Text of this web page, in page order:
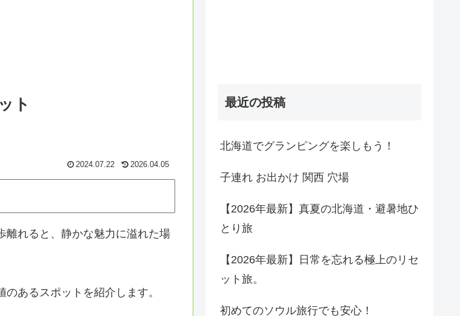
ト
2024.07.22 2026.04.05
離れると、静かな魅力に溢れた場
あるスポットを紹介します。
最近の投稿
北海道でグランピングを楽しもう！
子連れ お出かけ 関西 穴場
【2026年最新】真夏の北海道・避暑地ひ
とり旅
【2026年最新】日常を忘れる極上のリセ
ット旅。
初めてのソウル旅行でも安心！